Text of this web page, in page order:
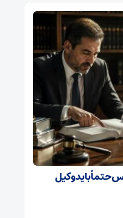
حتماً باید وکیل